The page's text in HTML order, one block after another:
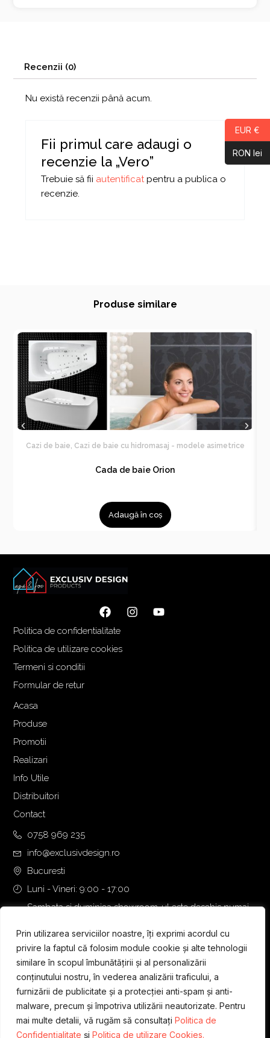
Prin utilizarea serviciilor noastre, îți exprimi acordul cu
privire la faptul că folosim module cookie și alte tehnologii
similare în scopul îmbunătățirii și al personalizării
conținutului nostru, în vederea analizării traficului, a
furnizării de publicitate și a protecției anti-spam și anti-
malware, precum și împotriva utilizării neautorizate. Pentru
mai multe detalii, vă rugăm să consultați Politica de
Confidențialitate și Politica de utilizare Cookies.
Recenzii (0)
Nu există recenzii până acum.
Fii primul care adaugi o
recenzie la „Vero”
Trebuie să fii autentificatpentru a publica o
recenzie.
Produse similare
Cazi de baie, Cazi de baie cu hidromasaj - modele asimetrice
Cada de baie Orion
Adaugă în coș
Politica de confidentialitate
Politica de utilizare cookies
Termeni si conditii
Formular de retur
Acasa
Produse
Promotii
Realizari
Info Utile
Distribuitori
Contact
0758 969 235
info@exclusivdesign.ro
Bucuresti
Luni - Vineri: 9:00 - 17:00
Sambata si duminica showroom-ul este deschis numai
EUR €
RON lei